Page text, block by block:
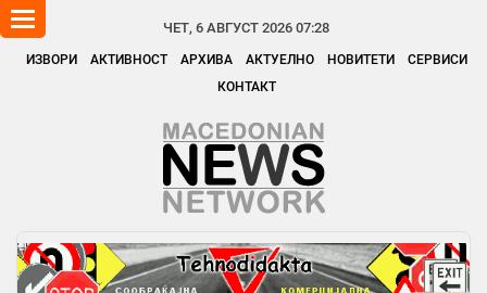
ЧЕТ, 6 АВГУСТ 2026 07:28
ИЗВОРИ АКТИВНОСТ АРХИВА АКТУЕЛНО НОВИТЕТИ
СЕРВИСИ
КОНТАКТ
Toggle
navigation